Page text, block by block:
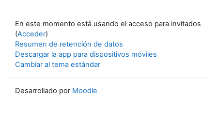
En este momento está usando el acceso para invitados
(Acceder)
Resumen de retención de datos
Descargar la app para dispositivos móviles
Cambiar al tema estándar
Desarrollado por Moodle